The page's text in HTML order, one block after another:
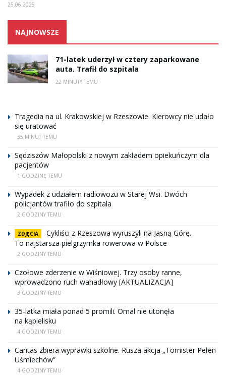
25.06.2025
NAJNOWSZE
71-latek uderzył w cztery zaparkowane
auta. Trafił do szpitala
22 MINUTY TEMU
Tragedia na ul. Krakowskiej w Rzeszowie. Kierowcy nie udało
się uratować
35 MINUT TEMU
Sędziszów Małopolski z nowym zakładem opiekuńczym dla
pacjentów
1 GODZINĘ TEMU
Wypadek z udziałem radiowozu w Starej Wsi. Dwóch
policjantów trafiło do szpitala
2 GODZINY TEMU
ZDJĘCIA
Cykliści z Rzeszowa wyruszyli na Jasną Górę.
To najstarsza pielgrzymka rowerowa w Polsce
2 GODZINY TEMU
Czołowe zderzenie w Wiśniowej. Trzy osoby ranne,
wprowadzono ruch wahadłowy [AKTUALIZACJA]
3 GODZINY TEMU
35-latka miała ponad 5 promili. Omal nie utonęła
na kąpielisku
4 GODZINY TEMU
Caritas zbiera wyprawki szkolne. Rusza akcja „Tornister Pełen
Uśmiechów”
4 GODZINY TEMU